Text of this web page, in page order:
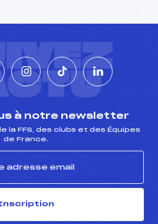
à notre newsletter
la FFS, des clubs et des Équipes
de France.